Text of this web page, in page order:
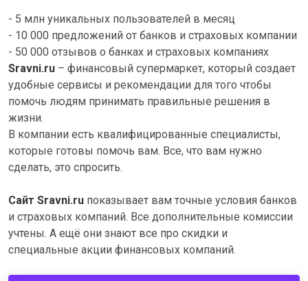
- 5 млн уникальных пользователей в месяц
- 10 000 предложений от банков и страховых компании
- 50 000 отзывов о банках и страховых компаниях
Sravni.ru – финансовый супермаркет, который создает
удобные сервисы и рекомендации для того чтобы
помочь людям принимать правильные решения в
жизни.
В компании есть квалифицированные специалисты,
которые готовы помочь вам. Все, что вам нужно
сделать, это спросить.
Сайт Sravni.ru показывает вам точные условия банков
и страховых компаний. Все дополнительные комиссии
учтены. А ещё они знают все про скидки и
специальные акции финансовых компаний.